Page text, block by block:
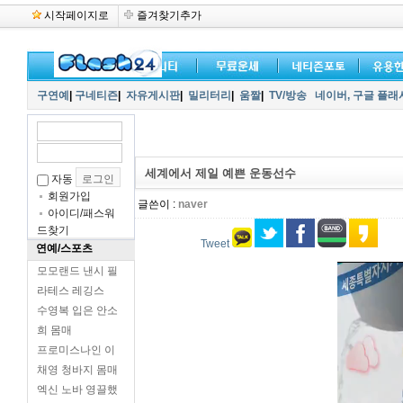
시작페이지로 즐겨찾기추가
구연예 구네티즌 자유게시판| 밀리터리 움짤| TV/방송 네이버, 구글 플
자동
회원가입
아이디/패스워
드찾기
연예/스포츠
모모랜드 낸시 필
라테스 레깅스
수영복 입은 안소
희 몸매
프로미스나인 이
채영 청바지 몸매
엑신 노바 영끌했
세계에서 제일 예쁜 운동선수
글쓴이 : naver
Tweet